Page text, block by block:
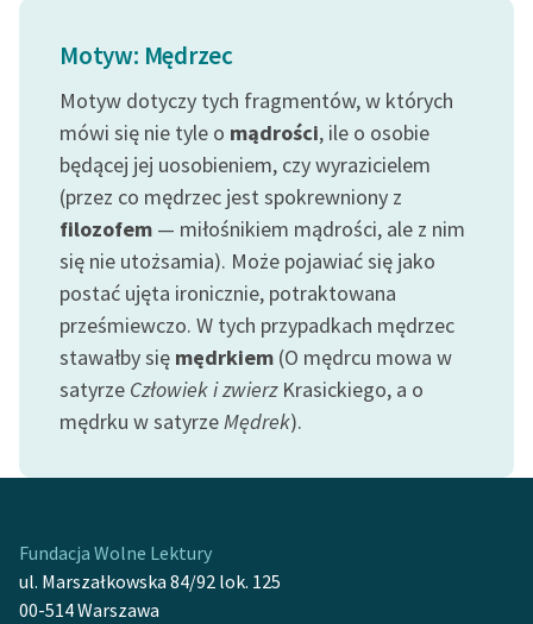
Ręce pełne poezji
Kolekcje edukacyjne
twórców przechodzących
do domeny publicznej,
lektur szkolnych oraz
Starego Testamentu
Odkurzamy bohaterów
Szkoła Poezji Wolnych
Lektur
O nas
Kontakt
Zasady wykorzystania
Wolnych Lektur
Motyw: Mędrzec
Motyw dotyczy tych fragmentów, w których
mówi się nie tyle o mądrości, ile o osobie
będącej jej uosobieniem, czy wyrazicielem
(przez co mędrzec jest spokrewniony z
filozofem — miłośnikiem mądrości, ale z nim
się nie utożsamia). Może pojawiać się jako
postać ujęta ironicznie, potraktowana
prześmiewczo. W tych przypadkach mędrzec
stawałby się mędrkiem (O mędrcu mowa w
satyrze Człowiek i zwierzKrasickiego, a o
mędrku w satyrzeMędrek).
Fundacja Wolne Lektury
ul. Marszałkowska 84/92 lok. 125
00-514 Warszawa